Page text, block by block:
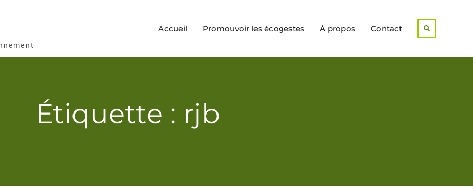
Accueil Promouvoir les écogestes À propos Contact
Étiquette : rjb